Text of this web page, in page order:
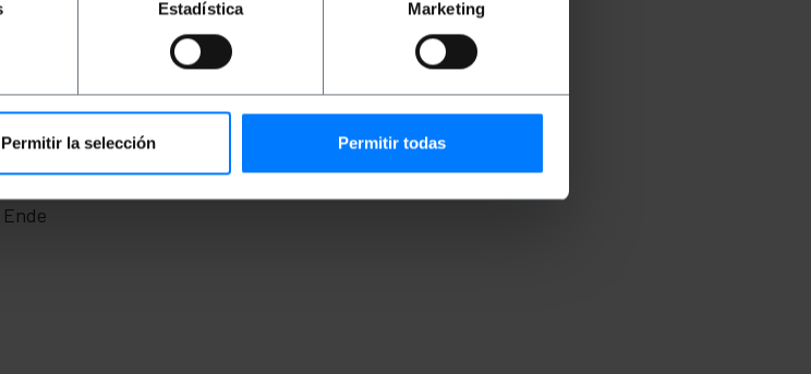
Estadística Marketing
Permitir la selección Permitir todas
einem guten Signal.
Stecker)